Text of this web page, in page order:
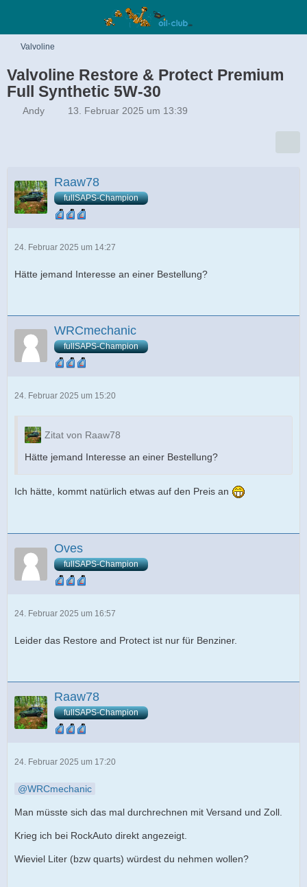
Valvoline
Valvoline Restore & Protect Premium
Full Synthetic 5W-30
Andy 13. Februar 2025 um 13:39
Raaw78
fullSAPS-Champion
24. Februar 2025 um 14:27
Hätte jemand Interesse an einer Bestellung?
WRCmechanic
fullSAPS-Champion
24. Februar 2025 um 15:20
Zitat von Raaw78
Hätte jemand Interesse an einer Bestellung?
Ich hätte, kommt natürlich etwas auf den Preis an
Oves
fullSAPS-Champion
24. Februar 2025 um 16:57
Leider das Restore and Protect ist nur für Benziner.
Raaw78
fullSAPS-Champion
24. Februar 2025 um 17:20
WRCmechanic
Man müsste sich das mal durchrechnen mit Versand und Zoll.
Krieg ich bei RockAuto direkt angezeigt.
Wieviel Liter (bzw quarts) würdest du nehmen wollen?